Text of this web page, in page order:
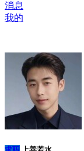
消息
我的